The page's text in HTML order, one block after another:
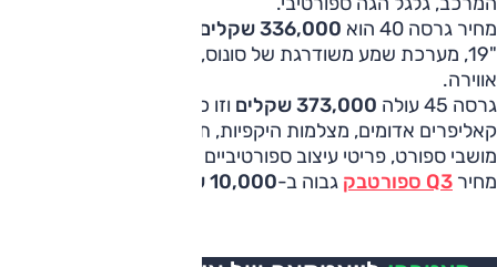
מחיר גרסה 40 הוא
336,000 שקלים
"19, מערכת שמע משודרגת של סונוס, תצוגה עילית, תאורת
אווירה.
גרסה 45 עולה
373,000 שקלים
מושבי ספורט, פריטי עיצוב ספורטיביים בחוץ וגם בפנים.
מחיר Q3 ספורטבק גבוה ב-10,000 שקלים